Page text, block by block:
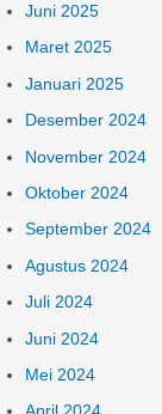
Juni 2025
Maret 2025
Januari 2025
Desember 2024
November 2024
Oktober 2024
September 2024
Agustus 2024
Juli 2024
Juni 2024
Mei 2024